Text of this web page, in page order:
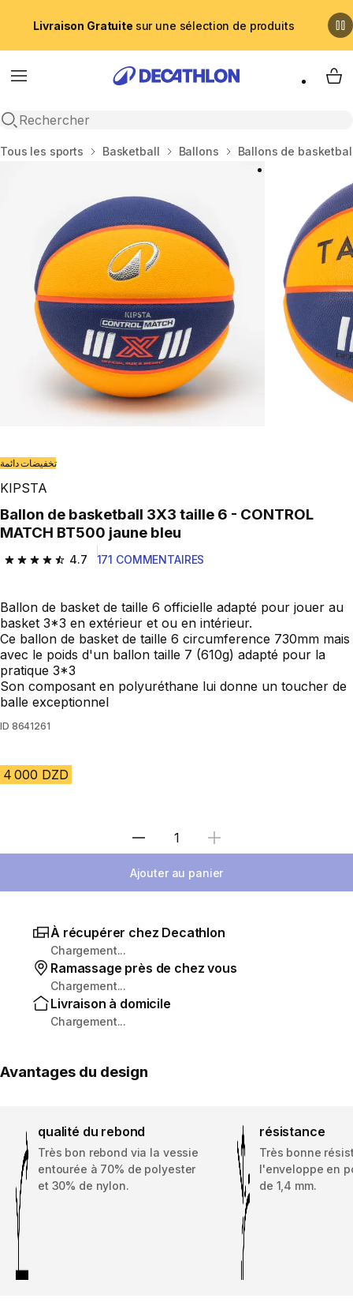
Livraison Gratuite sur une sélection de produits
Menu
Recherche ouverte
My
Accueil
Tous les sports Basketball Ballons Ballons de
تخفيضات دائمة
KIPSTA
Ballon de basketball 3X3 taille 6 - CONTROL
MATCH BT500 jaune bleu
4.7
4.7 out of 5 stars from 171 reviews
171 COMMENTAIRES
Ballon de basket de taille 6 officielle adapté pour jouer au
basket 3*3 en extérieur et ou en intérieur.
Ce ballon de basket de taille 6 circumference 730mm mais
avec le poids d'un ballon taille 7 (610g) adapté pour la
pratique 3*3
Son composant en polyuréthane lui donne un toucher de
balle exceptionnel
ID 8641261
4 000 DZD
Sélectionnez la quantité
Ajouter au panier
À récupérer chez Decathlon
Chargement...
Ramassage près de chez vous
Chargement...
Livraison à domicile
Chargement...
Avantages du design
qualité du rebond
Très bon rebond via la vessie
entourée à 70% de polyester
et 30% de nylon.
résistance
Très bonne
l'enveloppe en
de 1,4 mm.